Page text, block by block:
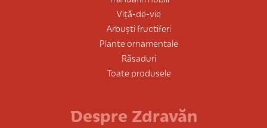
Viță-de-vie
Arbuști fructiferi
Plante ornamentale
Răsaduri
Toate produsele
Despre Zdravăn